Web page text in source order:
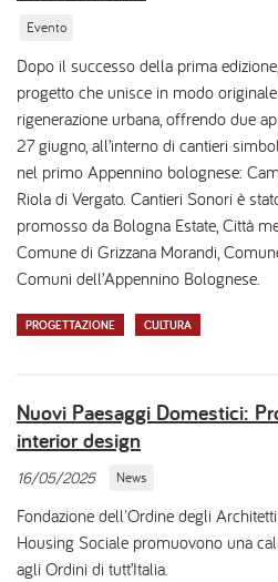
Evento
Dopo il successo della prima
progetto che unisce in modo
rigenerazione urbana, offrendo due
27 giugno, all’interno di cantieri
nel primo Appennino bolognese:
Riola di Vergato. Cantieri Sonori è
promosso da Bologna Estate, Città
Comune di Grizzana Morandi,
Comuni dell’Appennino Bolognese.
PROGETTAZIONE CULTURA
Nuovi Paesaggi Domestici:
interior design
16/05/2025 News
Fondazione dell'Ordine degli
Housing Sociale promuovono una
agli Ordini di tutt’Italia.